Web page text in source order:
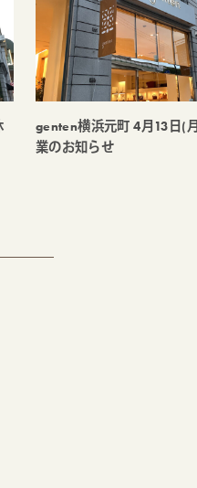
genten横浜元町 4月13日(
業のお知らせ